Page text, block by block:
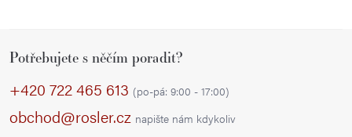
Potřebujete s něčím poradit?
+420 722 465 613 (po-pá: 9:00 - 17:00)
obchod@rosler.cz napište nám kdykoliv